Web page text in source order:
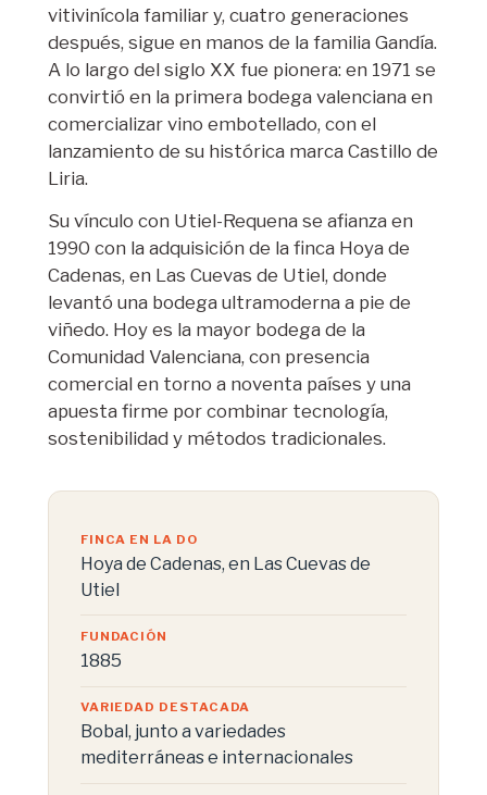
vitivinícola familiar y, cuatro generaciones
después, sigue en manos de la familia Gandía.
A lo largo del siglo XX fue pionera: en 1971 se
convirtió en la primera bodega valenciana en
comercializar vino embotellado, con el
lanzamiento de su histórica marca Castillo de
Liria.
Su vínculo con Utiel-Requena se afianza en
1990 con la adquisición de la finca Hoya de
Cadenas, en Las Cuevas de Utiel, donde
levantó una bodega ultramoderna a pie de
viñedo. Hoy es la mayor bodega de la
Comunidad Valenciana, con presencia
comercial en torno a noventa países y una
apuesta firme por combinar tecnología,
sostenibilidad y métodos tradicionales.
FINCA EN LA DO
Hoya de Cadenas, en Las Cuevas de
Utiel
FUNDACIÓN
1885
VARIEDAD DESTACADA
Bobal, junto a variedades
mediterráneas e internacionales